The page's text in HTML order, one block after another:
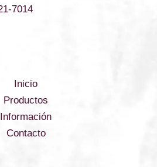
7014
Inicio
Productos
Información
Contacto